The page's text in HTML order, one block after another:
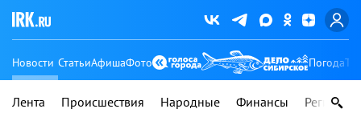
Новости СтатьиАфишаФото Погода
Лента Происшествия Народные Финансы Регионы